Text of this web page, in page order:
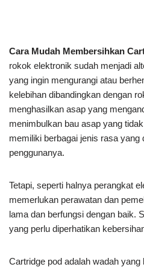
Cara Mudah Membersihkan
rokok elektronik sudah menjadi
yang ingin mengurangi atau
kelebihan dibandingkan dengan
menghasilkan asap yang
menimbulkan bau asap yang
memiliki berbagai jenis rasa yang
penggunanya.
Tetapi, seperti halnya perangkat
memerlukan perawatan dan
lama dan berfungsi dengan baik.
yang perlu diperhatikan
Cartridge pod adalah wadah